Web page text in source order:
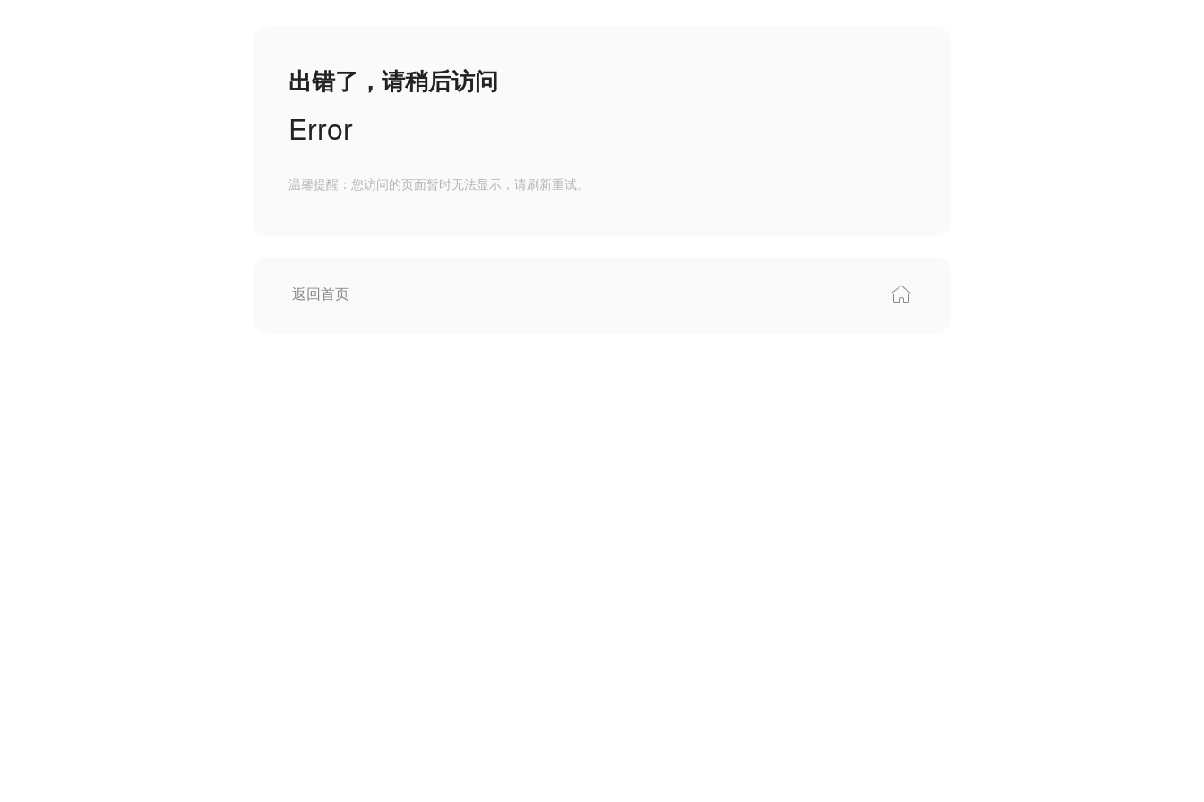
出错了，请稍后访问
Error
温馨提醒：您访问的页面暂时无法显示，请刷新重试。
返回首页